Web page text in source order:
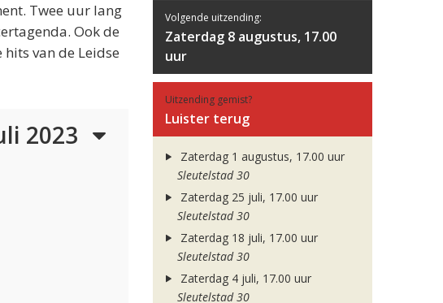
Twee uur lang
Ook de
van de Leidse
2023
Volgende uitzending:
Zaterdag 8 augustus, 17.00
uur
Uitzending gemist?
Luister terug
Zaterdag 1 augustus, 17.00 uur
Sleutelstad 30
Zaterdag 25 juli, 17.00 uur
Sleutelstad 30
Zaterdag 18 juli, 17.00 uur
Sleutelstad 30
Zaterdag 4 juli, 17.00 uur
Sleutelstad 30